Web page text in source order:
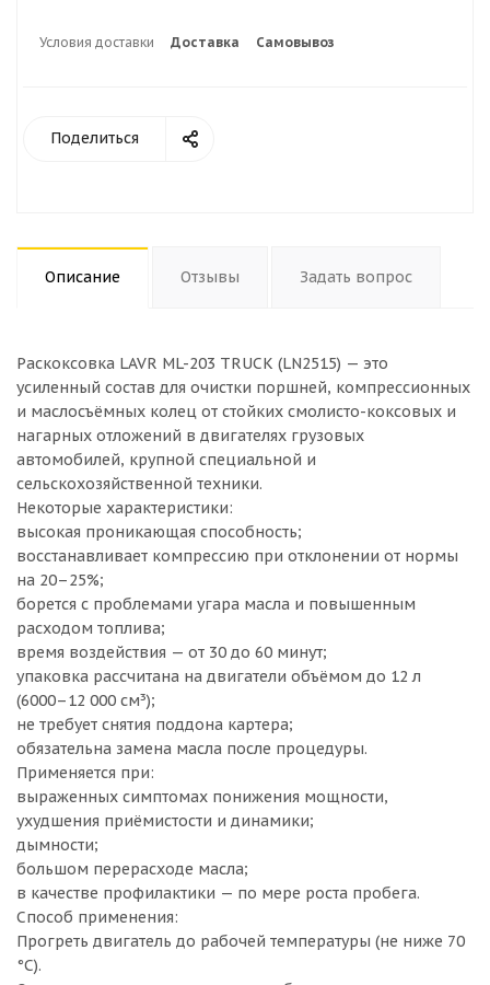
Условия доставки Доставка Самовывоз
Поделиться
Описание Отзывы Задать вопрос
Раскоксовка LAVR ML-203 TRUCK (LN2515) — это
усиленный состав для очистки поршней, компрессионных
и маслосъёмных колец от стойких смолисто-коксовых и
нагарных отложений в двигателях грузовых
автомобилей, крупной специальной и
сельскохозяйственной техники.
Некоторые характеристики:
высокая проникающая способность;
восстанавливает компрессию при отклонении от нормы
на 20–25%;
борется с проблемами угара масла и повышенным
расходом топлива;
время воздействия — от 30 до 60 минут;
упаковка рассчитана на двигатели объёмом до 12 л
(6000–12 000 см³);
не требует снятия поддона картера;
обязательна замена масла после процедуры.
Применяется при:
выраженных симптомах понижения мощности,
ухудшения приёмистости и динамики;
дымности;
большом перерасходе масла;
в качестве профилактики — по мере роста пробега.
Способ применения:
Прогреть двигатель до рабочей температуры (не ниже 70
°C).